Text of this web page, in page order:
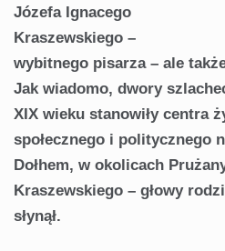
Józefa Ignacego
Kraszewskiego –
wybitnego pisarza – ale
Jak wiadomo, dwory
XIX wieku stanowiły centra
społecznego i politycznego
Dołhem, w okolicach
Kraszewskiego – głowy
słynął.